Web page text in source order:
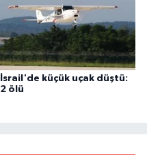
İsrail'de küçük uçak düştü:
2 ölü